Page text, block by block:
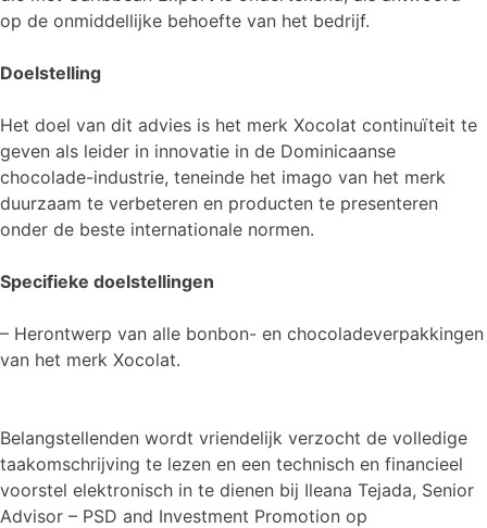
op de onmiddellijke behoefte van het bedrijf.
Doelstelling
Het doel van dit advies is het merk Xocolat continuïteit te
geven als leider in innovatie in de Dominicaanse
chocolade-industrie, teneinde het imago van het merk
duurzaam te verbeteren en producten te presenteren
onder de beste internationale normen.
Specifieke doelstellingen
– Herontwerp van alle bonbon- en chocoladeverpakkingen
van het merk Xocolat.
Belangstellenden wordt vriendelijk verzocht de volledige
taakomschrijving te lezen en een technisch en financieel
voorstel elektronisch in te dienen bij Ileana Tejada, Senior
Advisor – PSD and Investment Promotion op